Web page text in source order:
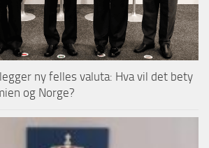
ny felles valuta: Hva vil det bety
og Norge?